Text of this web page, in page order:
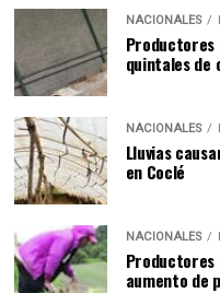
NACIONALES
quintales de
NACIONALES
Lluvias
en Coclé
NACIONALES
Productores
aumento de